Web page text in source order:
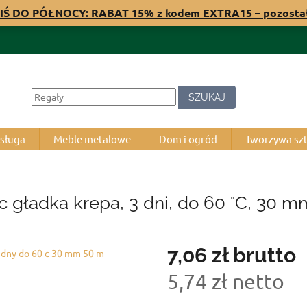
DO PÓŁNOCY: RABAT 15% z kodem EXTRA15 –
SZUKAJ
Meble metalowe Dom i ogród Tworzywa
gładka krepa, 3 dni, do 60 °C, 30
7,06 złbrutto
5,74 zł netto